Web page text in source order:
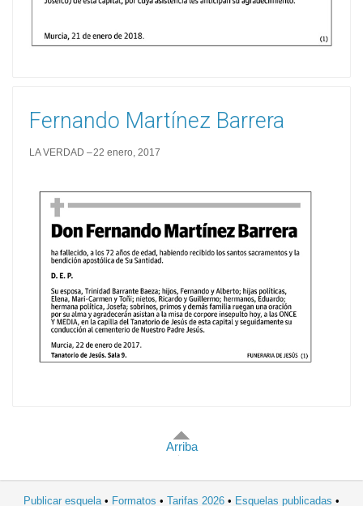
Fernando Martínez Barrera
LA VERDAD 22 enero, 2017
Arriba
Publicar esquela Formatos Tarifas 2026 Esquelas publicadas